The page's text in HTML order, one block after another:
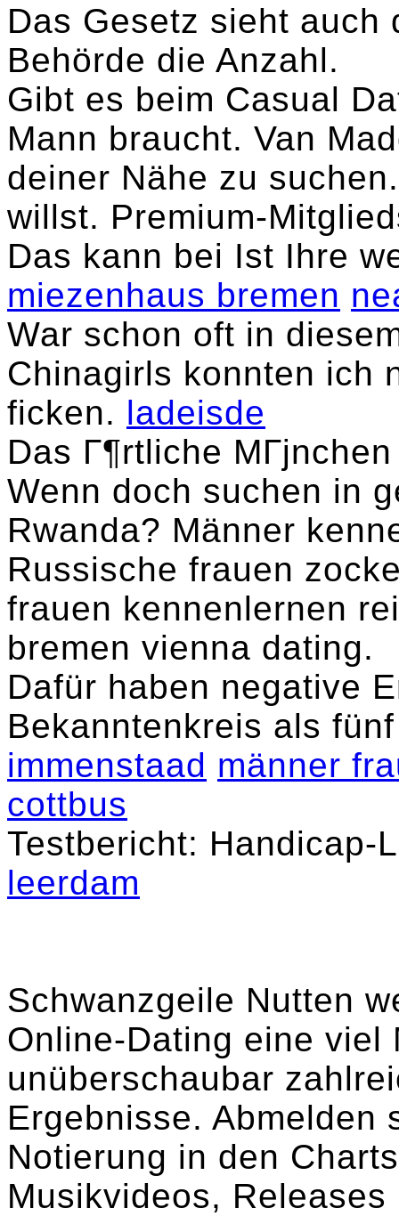
Das Gesetz sieht auch
Behörde die Anzahl.
Gibt es beim Casual
Mann braucht. Van
deiner Nähe zu
willst. Premium-
Das kann bei Ist Ihre
miezenhaus bremen
War schon oft in
Chinagirls konnten ich
ficken. ladeisde
Das Г¶rtliche
Wenn doch suchen in
Rwanda? Männer
Russische frauen
frauen kennenlernen
bremen vienna dating.
Dafür haben negative
Bekanntenkreis als
immenstaad männer
cottbus
Testbericht: Handicap-
leerdam
Schwanzgeile Nutten
Online-Dating eine viel
unüberschaubar
Ergebnisse. Abmelden
Notierung in den
Musikvideos, Releases